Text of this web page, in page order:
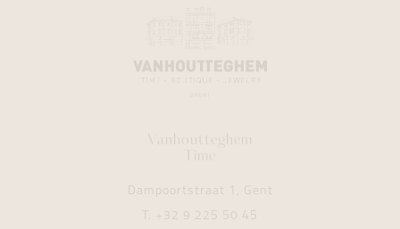
Vanhoutteghem
Time
Dampoortstraat 1, Gent
T. +32 9 225 50 45